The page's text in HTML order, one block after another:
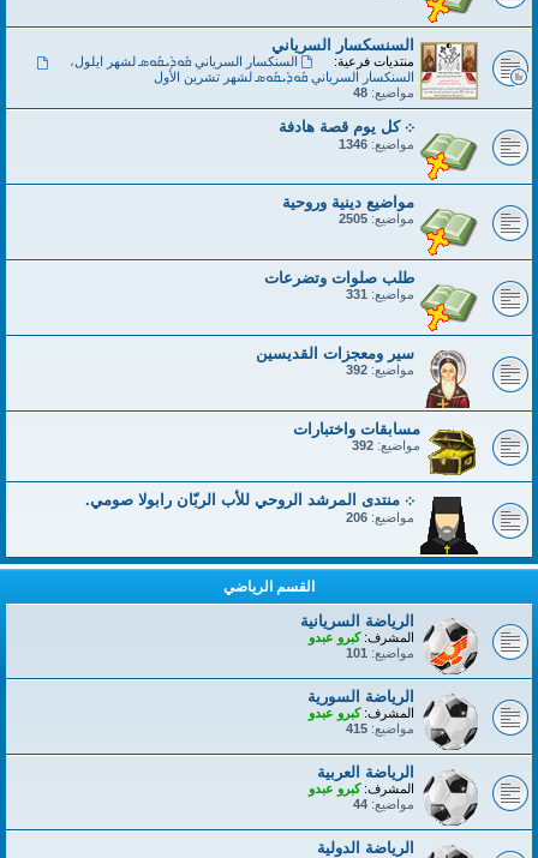
السنسكسار السرياني
منتديات فرعية: السنكسار السرياني ܩܽܘܕܺܝܩܽܘܣ لشهر ايلول،
السنكسار السرياني ܩܽܘܕܺܝܩܽܘܣ لشهر تشرين الأول
مواضيع: 48
܀ كل يوم قصة هادفة
مواضيع: 1346
مواضيع دينية وروحية
مواضيع: 2505
طلب صلوات وتضرعات
مواضيع: 331
سير ومعجزات القديسين
مواضيع: 392
مسابقات واختبارات
مواضيع: 392
܀ منتدى المرشد الروحي للأب الربّان رابولا صومي.
مواضيع: 206
القسم الرياضي
الرياضة السريانية
المشرف: كبرو عبدو
مواضيع: 101
الرياضة السورية
المشرف: كبرو عبدو
مواضيع: 415
الرياضة العربية
المشرف: كبرو عبدو
مواضيع: 44
الرياضة الدولية